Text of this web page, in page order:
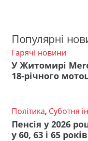
Популярні
Гарячі новини
У Житомирі
18-річного
Політика, Суботня
Пенсія у 2026
у 60, 63 і 65 років